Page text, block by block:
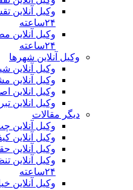
وکیل آنلاین
۲۴ساعته
وکیل آنلاین
۲۴ساعته
وکیل آنلاین شهرها
وکیل آنلاین شیراز
وکیل آنلاین مشهد
وکیل انلاین
وکیل انلاین تبریز
دیگر مقالات
وکیل آنلاین چت
وکیل آنلاین
وکیل آنلاین
وکیل آنلاین
۲۴ساعته
وکیل آنلاین